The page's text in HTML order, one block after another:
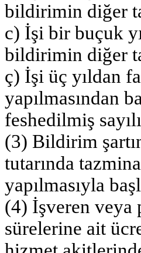
bildirimin diğer
c) İşi bir buçuk
bildirimin diğer
ç) İşi üç yıldan
yapılmasından
feshedilmiş
(3) Bildirim
tutarında
yapılmasıyla
(4) İşveren
sürelerine ait